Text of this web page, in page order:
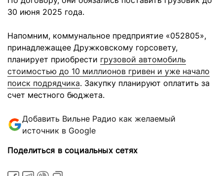
30 июня 2025 года.
Напомним, коммунальное предприятие «052805»,
принадлежащее Дружковскому горсовету,
планирует приобрести грузовой автомобиль
стоимостью до 10 миллионов гривен и уже начало
поиск подрядчика. Закупку планируют оплатить за
счет местного бюджета.
Добавить Вильне Радио как желаемый
источник в Google
Поделиться в социальных сетях